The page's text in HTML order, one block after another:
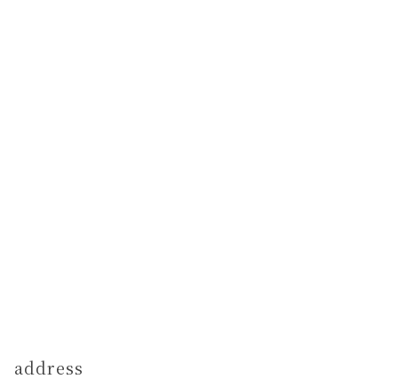
address